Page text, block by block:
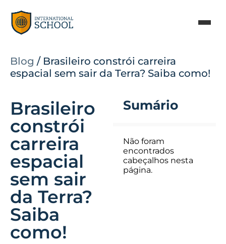
Blog / Brasileiro constrói carreira
espacial sem sair da Terra? Saiba como!
Brasileiro
constrói
carreira
espacial
sem sair
da Terra?
Saiba
como!
Sumário
Não foram
encontrados
cabeçalhos nesta
página.